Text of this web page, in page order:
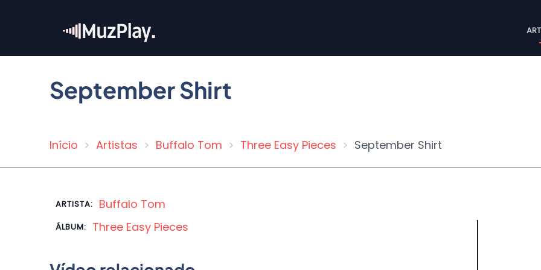
conteúdo
September Shirt
Trilha
navegação
Início Artistas Buffalo Tom Three Easy Pieces September Shirt
ARTISTA: Buffalo Tom
ÁLBUM: Three Easy Pieces